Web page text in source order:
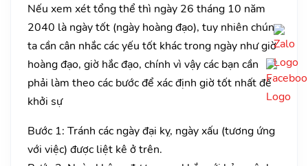
Nếu xem xét tổng thể thì ngày 26 tháng 10 năm
2040 là ngày tốt (ngày hoàng đạo), tuy nhiên chúng
ta cần cân nhắc các yếu tốt khác trong ngày như giờ
hoàng đạo, giờ hắc đạo, chính vì vậy các bạn cần
phải làm theo các bước để xác định giờ tốt nhất để
khởi sự
Bước 1: Tránh các ngày đại kỵ, ngày xấu (tương ứng
với việc) được liệt kê ở trên.